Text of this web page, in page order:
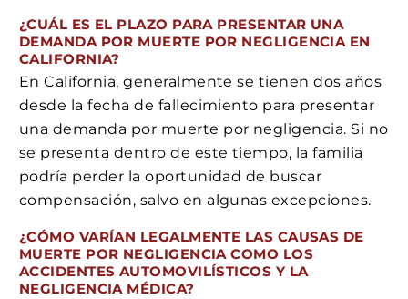
¿CUÁL ES EL PLAZO PARA PRESENTAR UNA
DEMANDA POR MUERTE POR NEGLIGENCIA EN
CALIFORNIA?
En California, generalmente se tienen dos años
desde la fecha de fallecimiento para presentar
una demanda por muerte por negligencia. Si no
se presenta dentro de este tiempo, la familia
podría perder la oportunidad de buscar
compensación, salvo en algunas excepciones.
¿CÓMO VARÍAN LEGALMENTE LAS CAUSAS DE
MUERTE POR NEGLIGENCIA COMO LOS
ACCIDENTES AUTOMOVILÍSTICOS Y LA
NEGLIGENCIA MÉDICA?